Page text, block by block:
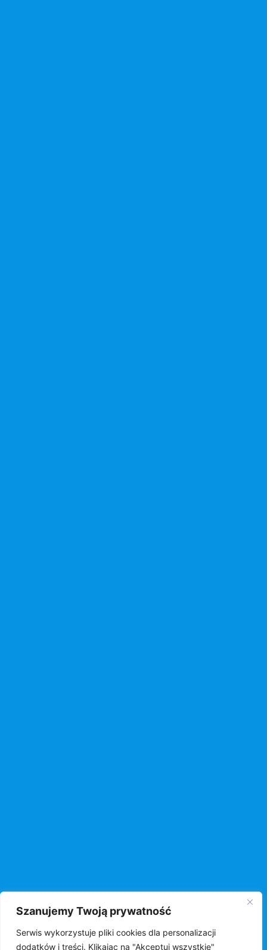
Szanujemy Twoją prywatność
Serwis wykorzystuje pliki cookies dla personalizacji
dodatków i treści. Klikając na "Akceptuj wszystkie"